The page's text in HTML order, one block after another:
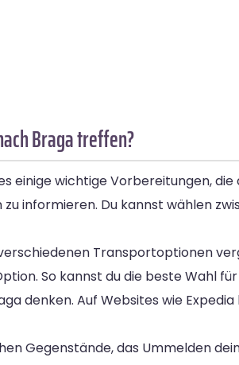
Braga treffen?
einige wichtige Vorbereitungen,
informieren. Du kannst wählen
Transportoptionen
So kannst du die beste Wahl
denken. Auf Websites wie
Gegenstände, das Ummelden